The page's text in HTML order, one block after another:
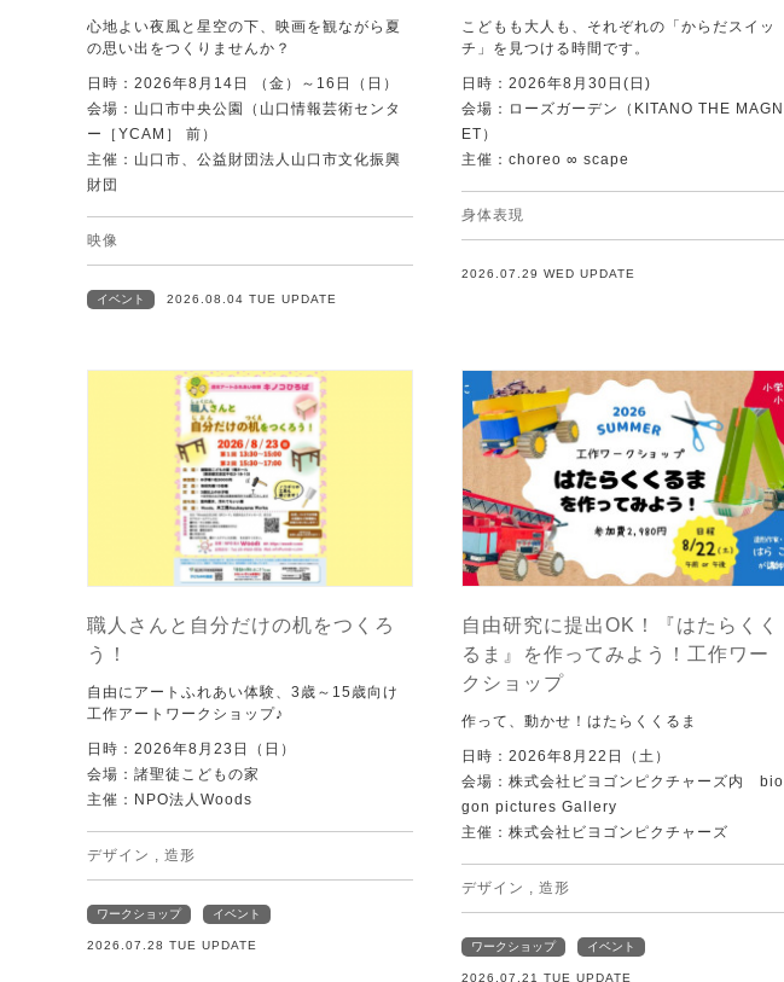
心地よい夜風と星空の下、映画を観ながら夏
の思い出をつくりませんか？
日時：2026年8月14日 （金）～16日（日）
会場：山口市中央公園（山口情報芸術センタ
ー［YCAM］ 前）
主催：山口市、公益財団法人山口市文化振興
財団
映像
イベント 2026.08.04 TUE UPDATE
こどもも大人も、それぞれの「からだスイッ
チ」を見つける時間です。
日時：2026年8月30日(日)
会場：ローズガーデン（KITANO THE MAGN
ET）
主催：choreo ∞ scape
身体表現
2026.07.29 WED UPDATE
職人さんと自分だけの机をつくろ
う！
自由にアートふれあい体験、3歳～15歳向け
工作アートワークショップ♪
日時：2026年8月23日（日）
会場：諸聖徒こどもの家
主催：NPO法人Woods
デザイン 造形
ワークショップ イベント
2026.07.28 TUE UPDATE
自由研究に提出OK！『はたらくく
るま』を作ってみよう！工作ワー
クショップ
作って、動かせ！はたらくくるま
日時：2026年8月22日（土）
会場：株式会社ビヨゴンピクチャーズ内 bio
gon pictures Gallery
主催：株式会社ビヨゴンピクチャーズ
デザイン 造形
ワークショップ イベント
2026.07.21 TUE UPDATE